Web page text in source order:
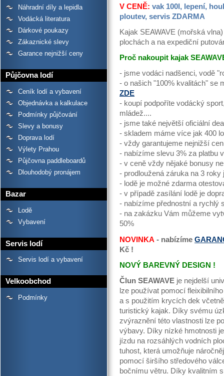
Náhradní díly a lepidla
Vodácká literatura
Dárkové poukazy
Zákaznické slevy
Garance nejnižší ceny
Půjčovna lodí
Ceník lodí a vybavení
Objednávka a kalkulace
Podmínky půjčování
Slevy a bonusy
Doprava lodí
Výlety Prahou
Půjčovna paddleboardů
Dlouhodobý pronájem
Bazar
Lodě
Vybavení
Servis lodí
Servis lodí a vybavení
Velkoobchod
Podmínky
V CENĚ: vak 100l, lepení,
ploutev, servis ZDARMA
Kajak SEAWAVE (mořská
plochách a na expediční
Proč nakoupit kajak
- jsme vodáci nadšenci, vodě
- o našich "100% kvalitách" se
ZDE
- koupí podpoříte vodácký
mládež....
- jsme také největší oficiální
- skladem máme více jak 400
- vždy garantujeme nejnižší
- nabízíme slevu 3% za platbu
- v ceně vždy nějaké bonusy
- prodloužená záruka na 3
- lodě je možné zdarma
- v případě zasílání lodě je
- nabízíme přednostní a rychlý
- na zakázku Vám můžeme
50%
NOVINKA - nabízíme
Kč !
NOVÝ BAREVNÝ DESIGN !
Člun SEAWAVE je nejdelší
lze používat pomocí
a s použitím krycích dek
turistický kajak. Díky svému
zvýraznění této vlastnosti lze
výbavy. Díky nízké hmotnosti
jízdu na rozsáhlých vodních
tuhost, která umožňuje
pomocí širšího středového
bočnímu větru. Díky kvalitním